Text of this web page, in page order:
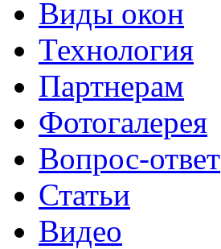
Виды окон
Технология
Партнерам
Фотогалерея
Вопрос-ответ
Статьи
Видео